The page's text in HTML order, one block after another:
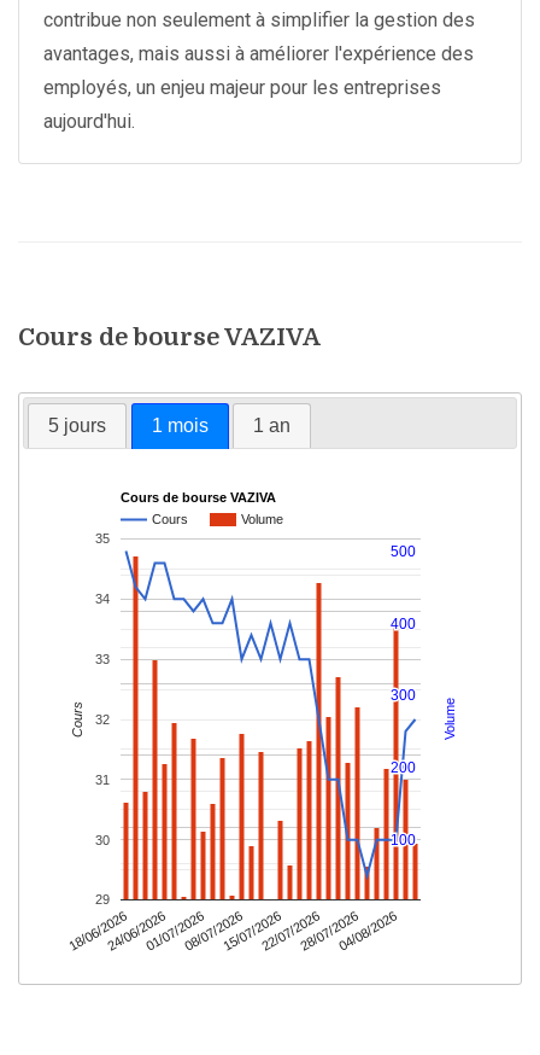
contribue non seulement à simplifier la gestion des
avantages, mais aussi à améliorer l'expérience des
employés, un enjeu majeur pour les entreprises
aujourd'hui.
Cours de bourse VAZIVA
5 jours 1 mois 1 an